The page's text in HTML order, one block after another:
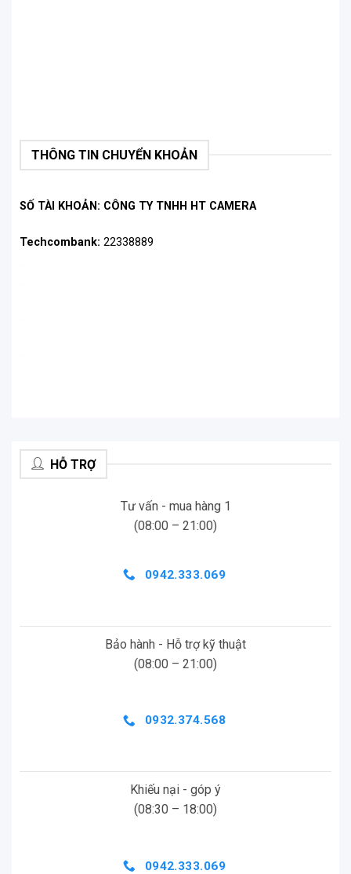
THÔNG TIN CHUYỂN KHOẢN
SỐ TÀI KHOẢN: CÔNG TY TNHH HT CAMERA
Techcombank: 22338889
HỖ TRỢ
Tư vấn - mua hàng 1
(08:00 – 21:00)
0942.333.069
Bảo hành - Hỗ trợ kỹ thuật
(08:00 – 21:00)
0932.374.568
Khiếu nại - góp ý
(08:30 – 18:00)
0942.333.069